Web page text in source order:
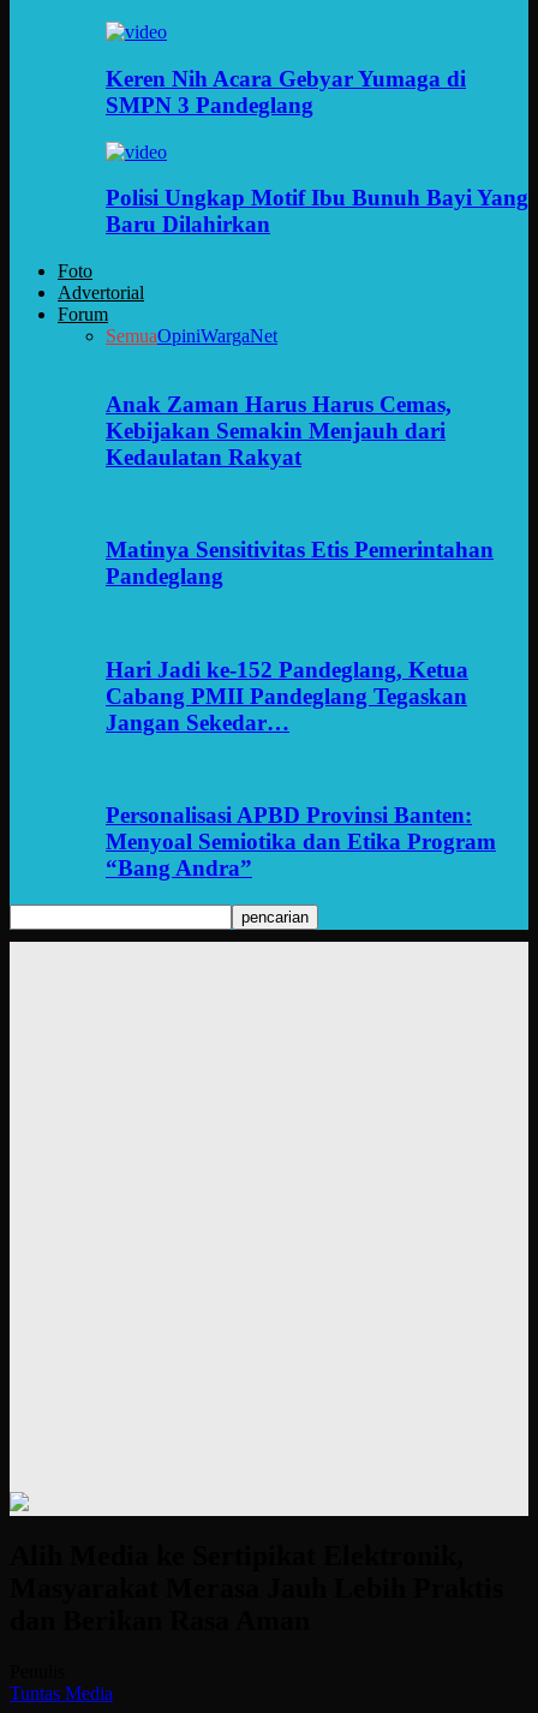
Keren Nih Acara Gebyar Yumaga di
SMPN 3 Pandeglang
Polisi Ungkap Motif Ibu Bunuh Bayi Yang
Baru Dilahirkan
Foto
Advertorial
Forum
SemuaOpiniWargaNet
Anak Zaman Harus Harus Cemas,
Kebijakan Semakin Menjauh dari
Kedaulatan Rakyat
Matinya Sensitivitas Etis Pemerintahan
Pandeglang
Hari Jadi ke-152 Pandeglang, Ketua
Cabang PMII Pandeglang Tegaskan
Jangan Sekedar…
Personalisasi APBD Provinsi Banten:
Menyoal Semiotika dan Etika Program
“Bang Andra”
Tuntas Media